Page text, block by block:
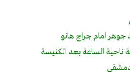
جوهر امام جراج هانو
ناحية الساعة بعد الكنيسة